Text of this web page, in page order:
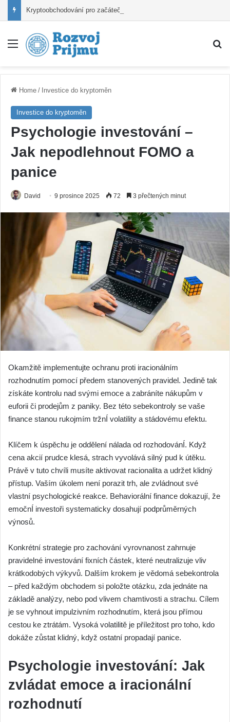
Nabídka
Home / Investice do kryptoměn
Investice do kryptoměn
Psychologie investování –
Jak nepodlehnout FOMO a
panice
David 9 prosince 2025 72 3 přečtených minut
Okamžitě implementujte ochranu proti iracionálním
rozhodnutím pomocí předem stanovených pravidel. Jedině tak
získáte kontrolu nad svými emoce a zabráníte nákupům v
euforii či prodejům z paniky. Bez této sebekontroly se vaše
finance stanou rukojmím tržnÍ volatility a stádovému efektu.
Klíčem k úspěchu je oddělení nálada od rozhodovánÍ. Když
cena akcií prudce klesá, strach vyvolává silný pud k útěku.
Právě v tuto chvíli musíte aktivovat racionalita a udržet klidný
přístup. Vaším úkolem není porazit trh, ale zvládnout své
vlastní psychologické reakce. Behaviorální finance dokazují, že
emočnÍ investoři systematicky dosahují podprůměrných
výnosů.
Konkrétní strategie pro zachování vyrovnanost zahrnuje
pravidelné investování fixních částek, které neutralizuje vliv
krátkodobých výkyvů. Dalším krokem je vědomá sebekontrola
– před každým obchodem si položte otázku, zda jednáte na
základě analýzy, nebo pod vlivem chamtivosti a strachu. Cílem
je se vyhnout impulzivním rozhodnutím, která jsou přímou
cestou ke ztrátám. Vysoká volatilitě je příležitost pro toho, kdo
dokáže zůstat klidný, když ostatní propadají panice.
Psychologie investování: Jak
zvládat emoce a iracionální
rozhodnutí